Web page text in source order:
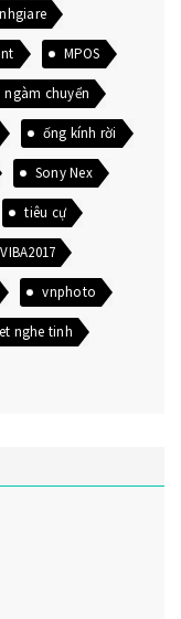
MPOS
ngàm chuyển
ống kính rời
Sony Nex
tiêu cự
VIBA2017
vnphoto
nghe tinh